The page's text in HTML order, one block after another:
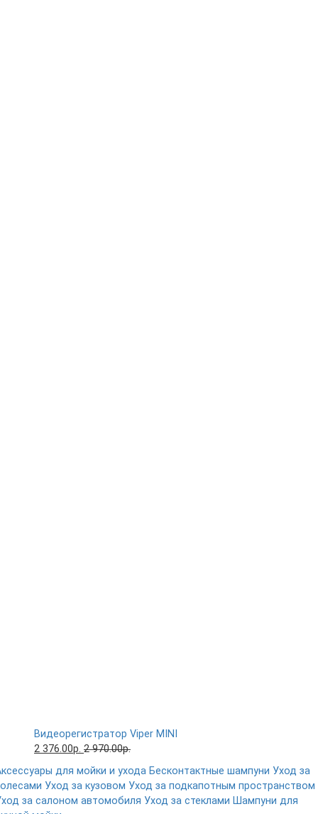
Видеорегистратор Viper MINI
2 376.00р. 2 970.00р.
для мойки и ухода Бесконтактные шампуни Уход за
Уход за кузовом Уход за подкапотным пространством
за салоном автомобиля Уход за стеклами Шампуни для